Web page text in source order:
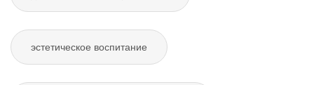
эстетическое воспитание